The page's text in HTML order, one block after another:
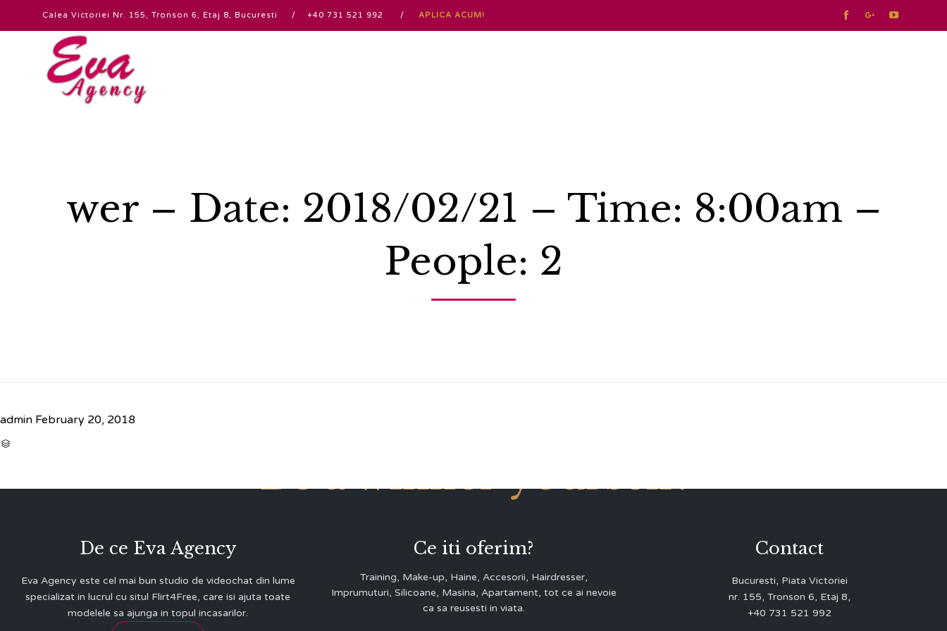
Calea Victoriei Nr. 155, Tronson 6, Etaj 8, Bucuresti / +40 731 521 992 / APLICA ACUM!   
wer – Date: 2018/02/21 – Time: 8:00am –
People: 2
admin February 20, 2018

Be a winner yourself!
De ce Eva Agency
Eva Agency este cel mai bun studio de videochat din lume
specializat in lucrul cu situl Flirt4Free, care isi ajuta toate
modelele sa ajunga in topul incasarilor.
Ce iti oferim?
Training, Make-up, Haine, Accesorii, Hairdresser,
Imprumuturi, Silicoane, Masina, Apartament, tot ce ai nevoie
ca sa reusesti in viata.
Contact
Bucuresti, Piata Victoriei
nr. 155, Tronson 6, Etaj 8,
+40 731 521 992